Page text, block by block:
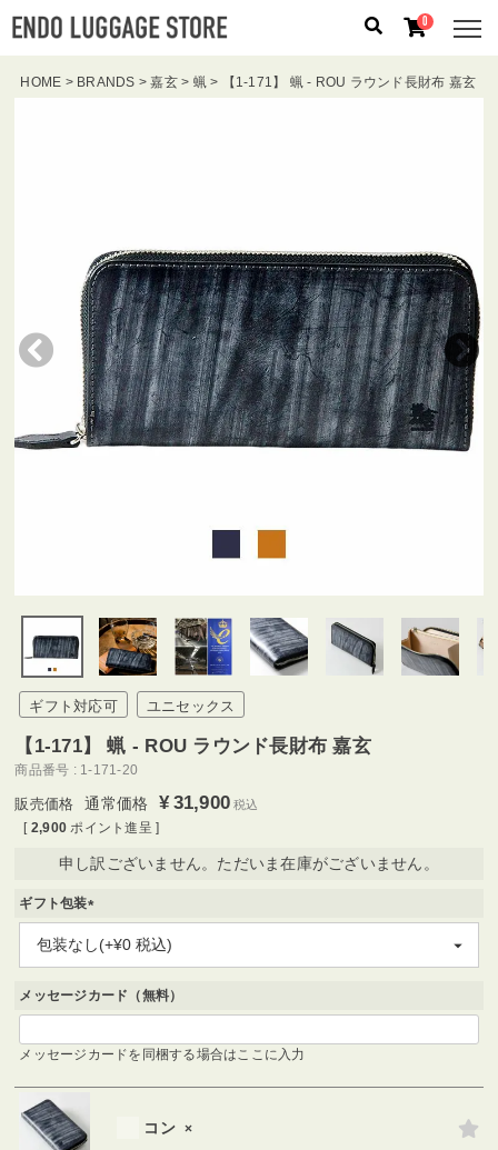
ブランドから探す
容量から探す
泊数から探す
価格 円 〜 円
0
HOME BRANDS 嘉玄 蝋 【1-171】 蝋 - ROU ラウンド長財布 嘉玄
ギフト対応可 ユニセックス
【1-171】 蝋 - ROU ラウンド長財布 嘉玄
商品番号 1-171-20
通常価格 ¥31,900 税込
[ 2,900 ポイント進呈 ]
申し訳ございません。ただいま在庫がございません。
ギフト包装
(
必
須
メッセージカード（無料）
メッセージカードを同梱する場合はここに入力
コン ×